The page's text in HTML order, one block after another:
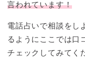
言われています！
電話占いで相談をし
るようにここでは口
チェックしてみてく